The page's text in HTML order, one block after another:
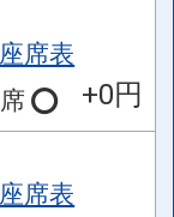
座席表
+0円
座席表